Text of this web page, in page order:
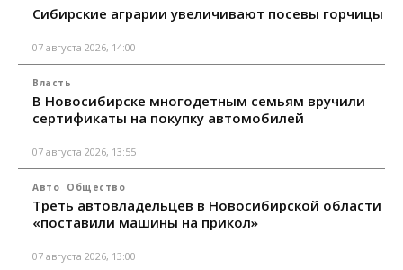
Сибирские аграрии увеличивают посевы горчицы
07 августа 2026, 14:00
Власть
В Новосибирске многодетным семьям вручили
сертификаты на покупку автомобилей
07 августа 2026, 13:55
Авто Общество
Треть автовладельцев в Новосибирской области
«поставили машины на прикол»
07 августа 2026, 13:00